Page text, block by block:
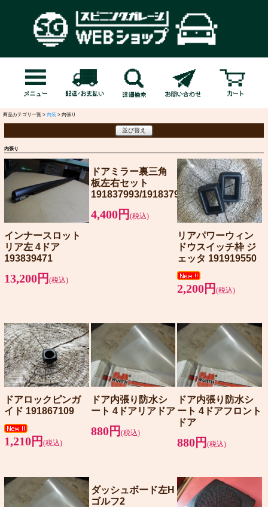
商品カテゴリ一覧 > 内装 > 内張り
並び替え
内張り
インナースロット
リア左 4ドア
193839471
13,200円 (税込)
ドアミラー裏三角
板左右セット
191837993/191837994
4,400円 (税込)
リアパワーウィン
ドウスイッチ枠 ジ
ェッタ 191919550
2,200円(税込)
ドアロックピンガ
イド 191867109
1,210円 (税込)
ドア内張り防水シ
ート 4ドアリアドア
880円 (税込)
ドア内張り防水シ
ート 4ドアフロント
ドア
880円(税込)
ダッシュボード左H
ゴルフ2